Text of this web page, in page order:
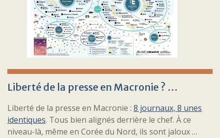
Liberté de la presse en Macronie ? …
Liberté de la presse en Macronie : 8 journaux, 8 unes
identiques. Tous bien alignés derrière le chef. À ce
niveau-là, même en Corée du Nord, ils sont jaloux …